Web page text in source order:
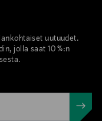
uutuudet.
jolla saat 10 %:n